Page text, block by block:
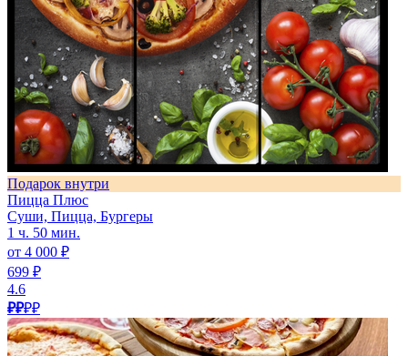
Подарок внутри
Пицца Плюс
Суши, Пицца, Бургеры
1 ч. 50 мин.
от 4 000 ₽
699 ₽
4.6
₽₽₽₽